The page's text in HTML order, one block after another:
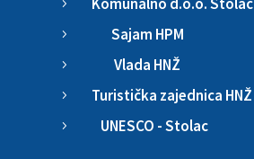
5
5 Sajam HPM
5 Vlada HNŽ
5 Turistička zajednica HNŽ
5 UNESCO - Stolac